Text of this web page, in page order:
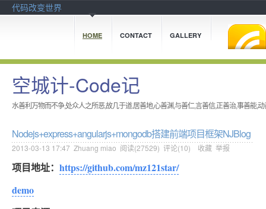
代码改变世界
HOME CONTACT GALLERY
空城计-Code记
水善利万物而不争,处众人之所恶,故几于道.居善地,心善渊,与善仁,言善信,正善治,事善能,
Nodejs+express+angularjs+mongodb搭建前端项目框架NJBlog
2013-03-13 17:47 Zhuang miao 阅读(27529) 评论(10) 收藏 举报
项目地址： https://github.com/mz121star/
demo